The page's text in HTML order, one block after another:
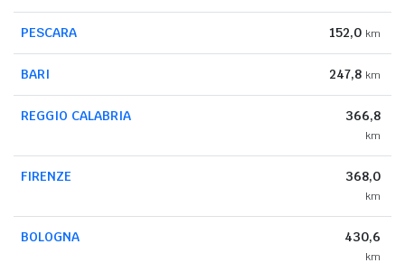
PESCARA 152,0 km
BARI 247,8 km
REGGIO CALABRIA 366,8
km
FIRENZE 368,0
km
BOLOGNA 430,6
km